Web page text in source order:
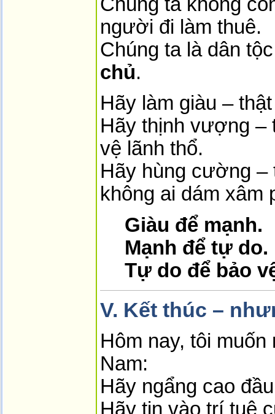
người đi làm thuê.
Chúng ta là dân
chủ.
Hãy làm giàu –
Hãy thịnh vượng –
vệ lãnh thổ.
Hãy hùng cường
không ai dám xâm
Giàu để mạnh.
Mạnh để tự do.
Tự do để bảo
V. Kết thúc –
Hôm nay, tôi
Nam:
Hãy ngẩng cao
Hãy tin vào trí tuệ